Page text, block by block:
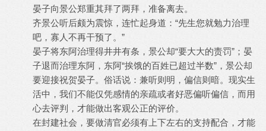
晏子向景公郑重其拜了两拜，准备离去。
齐景公听后颇为震惊，连忙起身道：“先生您就勉力治理
吧，寡人不再干预了。”
晏子将东阿治理得井井有条，景公却“要大大的责罚”；晏
子退而治理东阿，东阿“挨饿的百姓已超过半数”，景公却
要迎接祝贺晏子。俗话说：兼听则明，偏信则暗。现实生
活中，我们不能仅凭感情的亲疏或者好恶偏听偏信，而用
心去评判，才能做出客观公正的评价。
在封建社会，要做清官必须有上下左右的支持配合，才能